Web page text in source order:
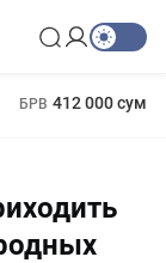
БРВ 412 000 сум